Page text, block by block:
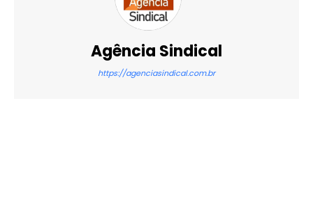
Agência Sindical
https://agenciasindical.com.br